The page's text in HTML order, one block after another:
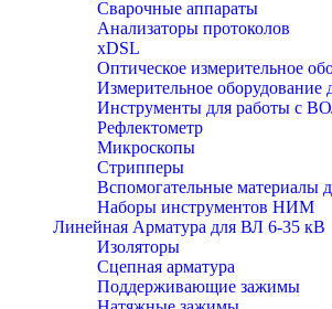
Сварочные аппараты
Анализаторы протоколов
xDSL
Оптическое измерительное
Измерительное
Инструменты для работы с
Рефлектометр
Микроскопы
Стрипперы
Вспомогательные материалы
Наборы инструментов НИМ
Линейная Арматура для ВЛ 6-35 кВ
Изоляторы
Сцепная арматура
Поддерживающие зажимы